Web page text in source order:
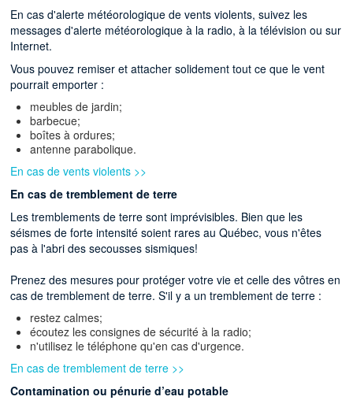
En cas d'alerte météorologique de vents violents, suivez les
messages d'alerte météorologique à la radio, à la télévision ou sur
Internet.
Vous pouvez remiser et attacher solidement tout ce que le vent
pourrait emporter :
meubles de jardin;
barbecue;
boîtes à ordures;
antenne parabolique.
En cas de vents violents >>
En cas de tremblement de terre
Les tremblements de terre sont imprévisibles. Bien que les
séismes de forte intensité soient rares au Québec, vous n'êtes
pas à l'abri des secousses sismiques!
Prenez des mesures pour protéger votre vie et celle des vôtres en
cas de tremblement de terre. S'il y a un tremblement de terre :
restez calmes;
écoutez les consignes de sécurité à la radio;
n'utilisez le téléphone qu'en cas d'urgence.
En cas de tremblement de terre >>
Contamination ou pénurie d’eau potable